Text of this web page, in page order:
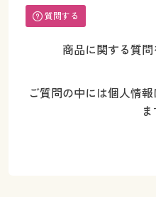
質問する
商品に関する質問
ご質問の中には個人情
ま